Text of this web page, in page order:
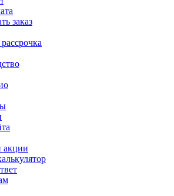
заказ
акции